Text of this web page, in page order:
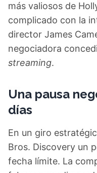
más valiosos de
complicado con la
director James
negociadora
streaming.
Una pausa
días
En un giro
Bros. Discovery un
fecha límite. La